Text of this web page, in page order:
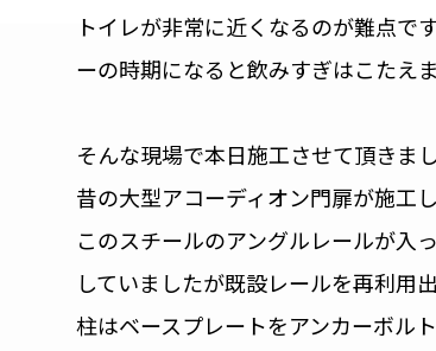
トイレが非常に近くなるのが難点で
ーの時期になると飲みすぎはこたえま
そんな現場で本日施工させて頂きま
昔の大型アコーディオン門扉が施工
このスチールのアングルレールが入
していましたが既設レールを再利用
柱はベースプレートをアンカーボル